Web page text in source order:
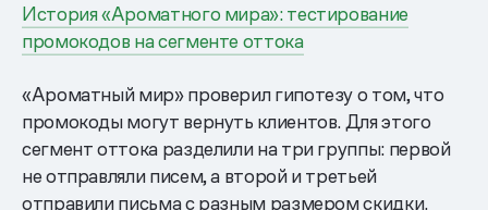
История «Ароматного мира»: тестирование
промокодов на сегменте оттока
«Ароматный мир» проверил гипотезу о том, что
промокоды могут вернуть клиентов. Для этого
сегмент оттока разделили на три группы: первой
не отправляли писем, а второй и третьей
отправили письма с разным размером скидки.